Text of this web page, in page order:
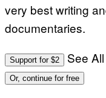
very best writing
documentaries.
Support for $2 See
Or, continue for free